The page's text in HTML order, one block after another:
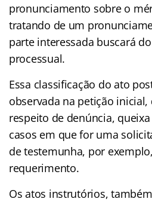
pronunciamento sobre o
tratando de um
parte interessada buscará
processual.
Essa classificação do ato
observada na petição
respeito de denúncia,
casos em que for uma
de testemunha, por
requerimento.
Os atos instrutórios,